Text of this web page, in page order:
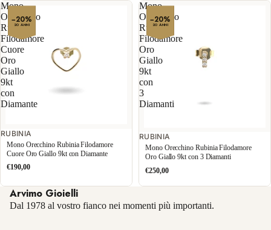
Mono
Orecchino
Rubinia
Filodamore
Cuore
Oro
Giallo
9kt
con
Diamante
−20%
20 ANNI
RUBINIA
Mono Orecchino Rubinia Filodamore
Cuore Oro Giallo 9kt con Diamante
€190,00
Mono
Orecchino
Rubinia
Filodamore
Oro
Giallo
9kt
con
3
Diamanti
−20%
20 ANNI
RUBINIA
Mono Orecchino Rubinia Filodamore
Oro Giallo 9kt con 3 Diamanti
€250,00
Arvimo Gioielli
Dal 1978 al vostro fianco nei momenti più importanti.